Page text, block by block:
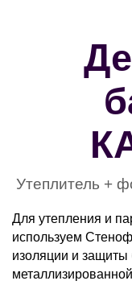
Утеплитель +
Для утепления и
используем
изоляции и защиты